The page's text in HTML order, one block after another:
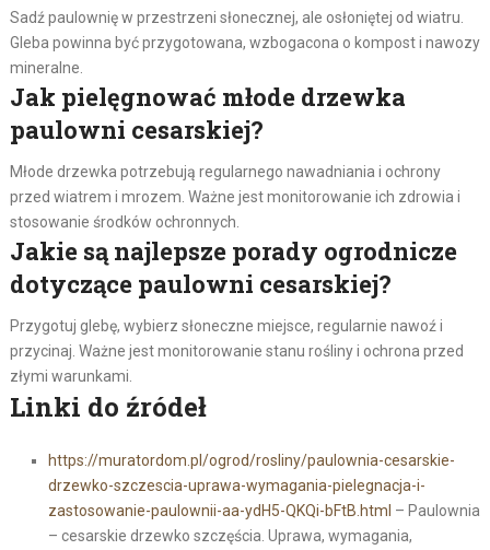
Sadź paulownię w przestrzeni słonecznej, ale osłoniętej od wiatru.
Gleba powinna być przygotowana, wzbogacona o kompost i nawozy
mineralne.
Jak pielęgnować młode drzewka
paulowni cesarskiej?
Młode drzewka potrzebują regularnego nawadniania i ochrony
przed wiatrem i mrozem. Ważne jest monitorowanie ich zdrowia i
stosowanie środków ochronnych.
Jakie są najlepsze porady ogrodnicze
dotyczące paulowni cesarskiej?
Przygotuj glebę, wybierz słoneczne miejsce, regularnie nawoź i
przycinaj. Ważne jest monitorowanie stanu rośliny i ochrona przed
złymi warunkami.
Linki do źródeł
https://muratordom.pl/ogrod/rosliny/paulownia-cesarskie-
drzewko-szczescia-uprawa-wymagania-pielegnacja-i-
zastosowanie-paulownii-aa-ydH5-QKQi-bFtB.html – Paulownia
– cesarskie drzewko szczęścia. Uprawa, wymagania,